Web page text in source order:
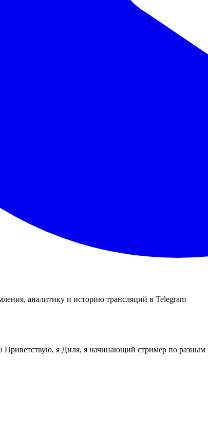
аналитику и историю трансляций в Telegram
Приветствую, я Диля, я начинающий стример по